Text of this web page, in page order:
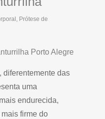
, Prótese de
, diferentemente das
uma
endurecida,
firme do